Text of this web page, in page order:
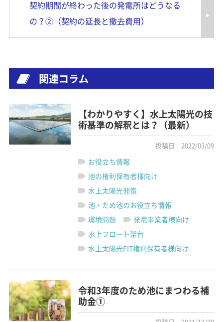
契約期間が終わった後の発電所はどうなる
の？②（契約の延長と撤去費用）
関連コラム
【わかりやすく】水上太陽光の技
術基準の解釈とは？（最新）
投稿日 2022/03/09
お役立ち情報
池の権利保有者様向け
水上太陽光発電
池・ため池のお役立ち情報
環境問題 発電事業者様向け
水上フロート架台
水上太陽光FIT権利保有者様向け
令和3年度のため池にまつわる補
助金①